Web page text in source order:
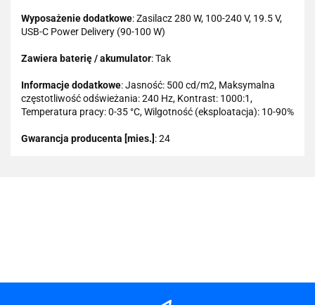
Wyposażenie dodatkowe: Zasilacz 280 W, 100-240 V, 19.5 V,
USB-C Power Delivery (90-100 W)
Zawiera baterię / akumulator: Tak
Informacje dodatkowe: Jasność: 500 cd/m2, Maksymalna
częstotliwość odświeżania: 240 Hz, Kontrast: 1000:1,
Temperatura pracy: 0-35 °C, Wilgotność (eksploatacja): 10-90%
Gwarancja producenta [mies.] : 24